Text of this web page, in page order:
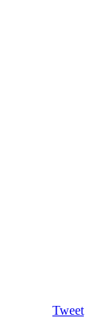
Tweet